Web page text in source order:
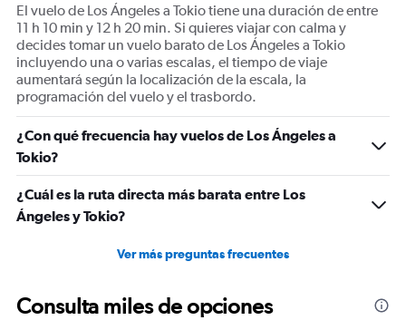
El vuelo de Los Ángeles a Tokio tiene una duración de entre
11 h 10 min y 12 h 20 min. Si quieres viajar con calma y
decides tomar un vuelo barato de Los Ángeles a Tokio
incluyendo una o varias escalas, el tiempo de viaje
aumentará según la localización de la escala, la
programación del vuelo y el trasbordo.
¿Con qué frecuencia hay vuelos de Los Ángeles a
Tokio?
¿Cuál es la ruta directa más barata entre Los
Ángeles y Tokio?
Ver más preguntas frecuentes
Consulta miles de opciones